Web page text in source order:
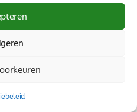
Zuidoost Drenthe
12